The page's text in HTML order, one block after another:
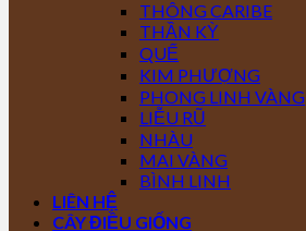
THÔNG CARIBE
THẦN KỲ
QUẾ
KIM PHƯỢNG
PHONG LINH VÀNG
LIỄU RŨ
NHÀU
MAI VÀNG
BÌNH LINH
LIÊN HỆ
CÂY ĐIỀU GIỐNG